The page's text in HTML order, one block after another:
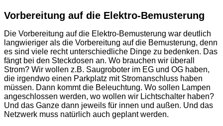
Vorbereitung auf die Elektro-Bemusterung
Die Vorbereitung auf die Elektro-Bemusterung war deutlich
langwieriger als die Vorbereitung auf die Bemusterung, denn
es sind viele recht unterschiedliche Dinge zu bedenken. Das
fängt bei den Steckdosen an. Wo brauchen wir überall
Strom? Wir wollen z.B. Saugroboter im EG und OG haben,
die irgendwo einen Parkplatz mit Stromanschluss haben
müssen. Dann kommt die Beleuchtung. Wo sollen Lampen
angeschlossen werden, wo wollen wir Lichtschalter haben?
Und das Ganze dann jeweils für innen und außen. Und das
Netzwerk muss natürlich auch geplant werden.